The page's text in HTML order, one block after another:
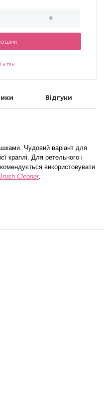
+
клік
Відгуки
Чудовий варіант для
краплі. Для ретельного і
використовувати
Cleaner.